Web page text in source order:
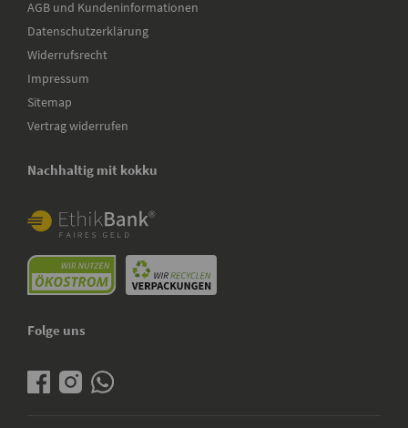
AGB und Kundeninformationen
Datenschutzerklärung
Widerrufsrecht
Impressum
Sitemap
Vertrag widerrufen
Nachhaltig mit kokku
Folge uns